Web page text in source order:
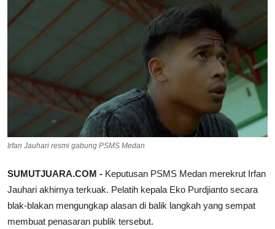
SPORTAIMENT
SOSOK
HIBURAN
Irfan Jauhari resmi gabung PSMS Medan
SUMUTJUARA.COM - Keputusan PSMS Medan merekrut Irfan
Jauhari akhirnya terkuak. Pelatih kepala Eko Purdjianto secara
blak-blakan mengungkap alasan di balik langkah yang sempat
membuat penasaran publik tersebut.